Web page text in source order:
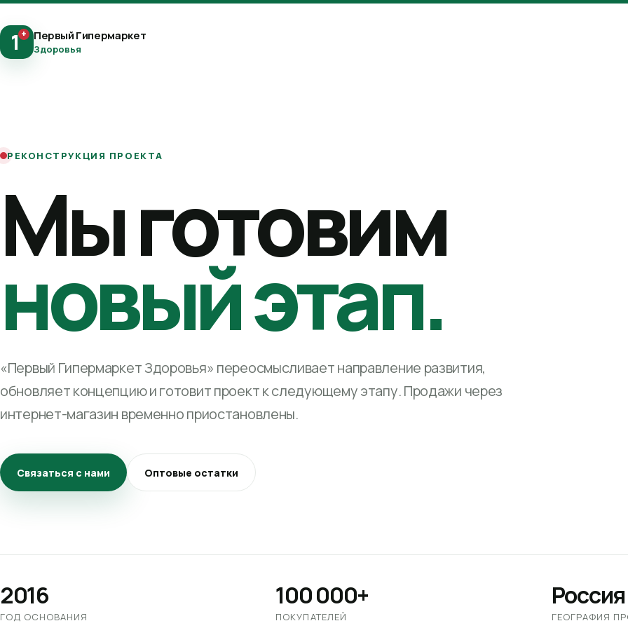
1+ Первый Гипермаркет
Здоровья
РЕКОНСТРУКЦИЯ ПРОЕКТА
Мы готовим
новый этап.
«Первый Гипермаркет Здоровья» переосмысливает направление развития,
обновляет концепцию и готовит проект к следующему этапу. Продажи через
интернет-магазин временно приостановлены.
Связаться с нами Оптовые остатки
2016
ГОД ОСНОВАНИЯ
100 000+
ПОКУПАТЕЛЕЙ
Россия
ГЕОГРАФИЯ